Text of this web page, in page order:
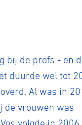
bij de profs - en
duurde wel tot
Al was in
de vrouwen was
gear